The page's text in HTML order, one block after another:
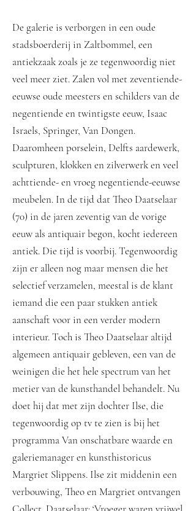
De galerie is verborgen in een oude
stadsboerderij in Zaltbommel, een
antiekzaak zoals je ze tegenwoordig niet
veel meer ziet. Zalen vol met zeventiende-
eeuwse oude meesters en schilders van de
negentiende en twintigste eeuw, Isaac
Israels, Springer, Van Dongen.
Daaromheen porselein, Delfts aardewerk,
sculpturen, klokken en zilverwerk en veel
achttiende- en vroeg negentiende-eeuwse
meubelen. In de tijd dat Theo Daatselaar
(70) in de jaren zeventig van de vorige
eeuw als antiquair begon, kocht iedereen
antiek. Die tijd is voorbij. Tegenwoordig
zijn er alleen nog maar mensen die het
selectief verzamelen, meestal is de klant
iemand die een paar stukken antiek
aanschaft voor in een verder modern
interieur. Toch is Theo Daatselaar altijd
algemeen antiquair gebleven, een van de
weinigen die het hele spectrum van het
metier van de kunsthandel behandelt. Nu
doet hij dat met zijn dochter Ilse, die
tegenwoordig op tv te zien is bij het
programma Van onschatbare waarde en
galeriemanager en kunsthistoricus
Margriet Slippens. Ilse zit middenin een
verbouwing, Theo en Margriet ontvangen